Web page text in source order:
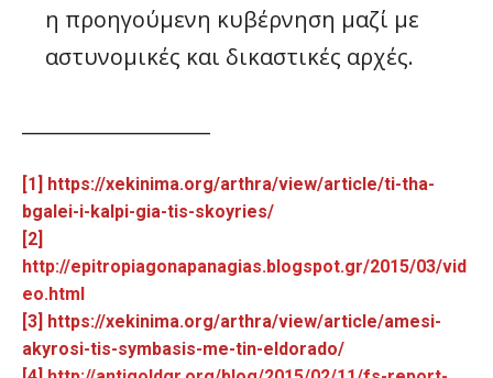
η προηγούμενη κυβέρνηση μαζί με
αστυνομικές και δικαστικές αρχές.
[1] https://xekinima.org/arthra/view/article/ti-tha-
bgalei-i-kalpi-gia-tis-skoyries/
[2]
http://epitropiagonapanagias.blogspot.gr/2015/03/vid
eo.html
[3] https://xekinima.org/arthra/view/article/amesi-
akyrosi-tis-symbasis-me-tin-eldorado/